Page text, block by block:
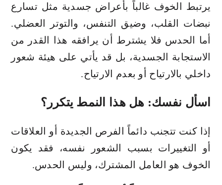
يرتبط الخوف غالباً بأعراض جسدية مثل تسارع
نبضات القلب، وضيق التنفس، والتوتر العضلي.
أما الحدس فلا يشترط أن يرافقه هذا القدر من
الاستجابة الجسدية، بل قد يأتي على هيئة شعور
داخلي بالارتياح أو بعدم الارتياح.
اسأل نفسك: هل هذا النمط يتكرر؟
إذا كنت تتجنب دائماً الفرص الجديدة أو العلاقات
أو التغييرات بسبب الشعور نفسه، فقد يكون
الخوف هو العامل المشترك، وليس الحدس.